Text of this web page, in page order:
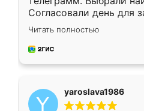
Согласовали день для
недели кухня была уже
довольны работой.
мебель за качественную
Читать полностью
yaroslava1986